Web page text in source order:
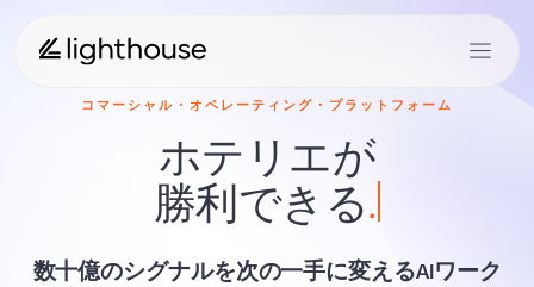
コマーシャル・オペレーティング・プラットフォーム
ホテリエが
勝利できる.
数十億のシグナルを次の一手に変えるAIワーク